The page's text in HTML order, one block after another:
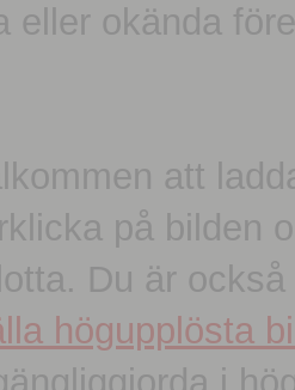
eller okända
att
på bilden
Du är
högupplösta